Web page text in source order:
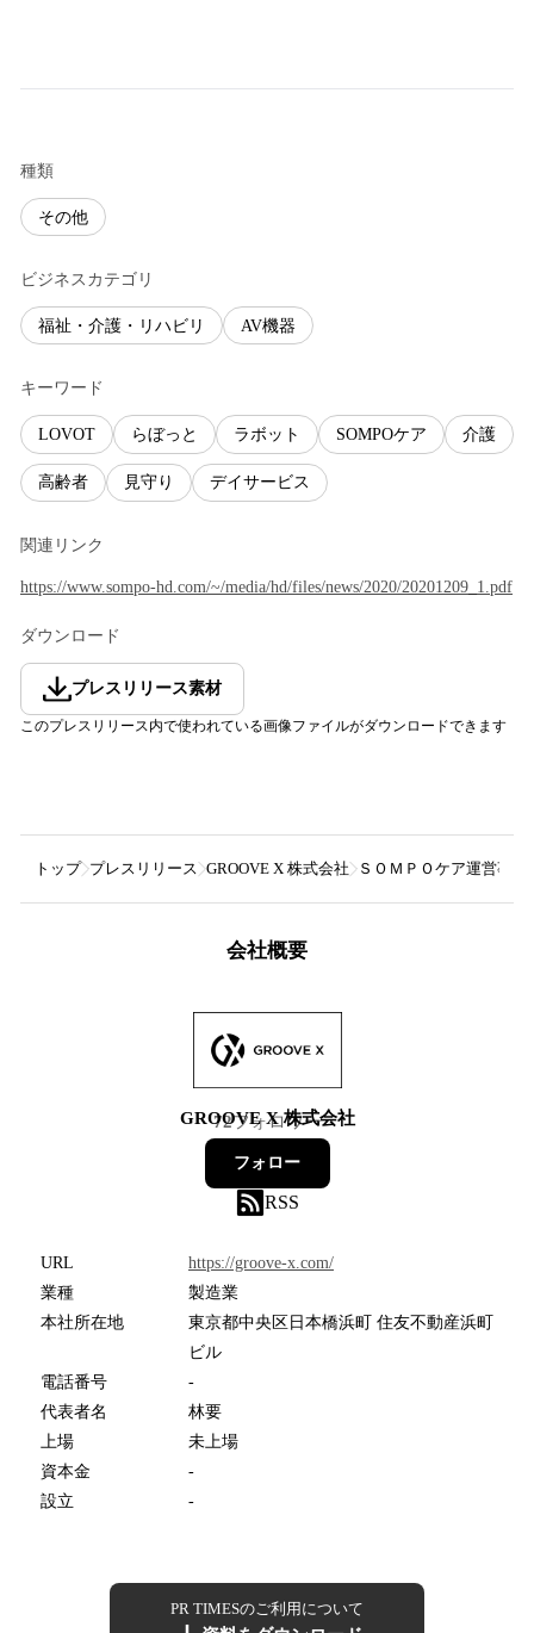
種類
その他
ビジネスカテゴリ
福祉・介護・リハビリ AV機器
キーワード
LOVOT らぼっと ラボット SOMPOケア 介護
高齢者 見守り デイサービス
関連リンク
https://www.sompo-hd.com/~/media/hd/files/news/2020/20201209_1.pdf
ダウンロード
プレスリリース素材
このプレスリリース内で使われている画像ファイルがダウンロードできます
トップ プレスリリース GROOVE X 株式会社 ＳＯＭＰＯケア運営事
会社概要
GROOVE X 株式会社
72フォロワー
フォロー
RSS
URL
https://groove-x.com/
業種
製造業
本社所在地
東京都中央区日本橋浜町 住友不動産浜町
ビル
電話番号
-
代表者名
林要
上場
未上場
資本金
-
設立
-
PR TIMESのご利用について